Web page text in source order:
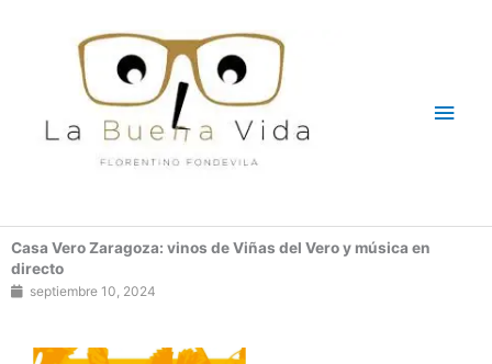
Casa Vero Zaragoza: vinos de Viñas del Vero y música en
directo
septiembre 10, 2024